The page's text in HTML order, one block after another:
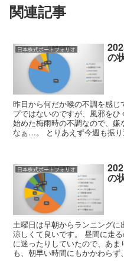
関連記事
日本株式ポートフォリオ
の
昨日から何だか喉の不調を感
プではないのですが、風邪を
始めた梅雨時の不調なので、
なぁ…。 とりあえず今週も振
日本株式ポートフォリオ
の
土曜日は早朝からランニング
涼しくて良いです。 昼間に走
に迷ったりしていたので、あ
も、朝早い時間にもかかわら